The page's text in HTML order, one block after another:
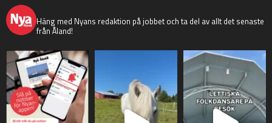
Häng med Nyans redaktion på jobbet och ta del av allt det senaste
från Åland!